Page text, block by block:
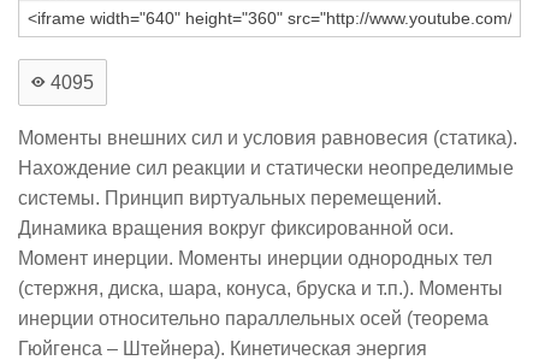
4095
Моменты внешних сил и условия равновесия (статика).
Нахождение сил реакции и статически неопределимые
системы. Принцип виртуальных перемещений.
Динамика вращения вокруг фиксированной оси.
Момент инерции. Моменты инерции однородных тел
(стержня, диска, шара, конуса, бруска и т.п.). Моменты
инерции относительно параллельных осей (теорема
Гюйгенса – Штейнера). Кинетическая энергия